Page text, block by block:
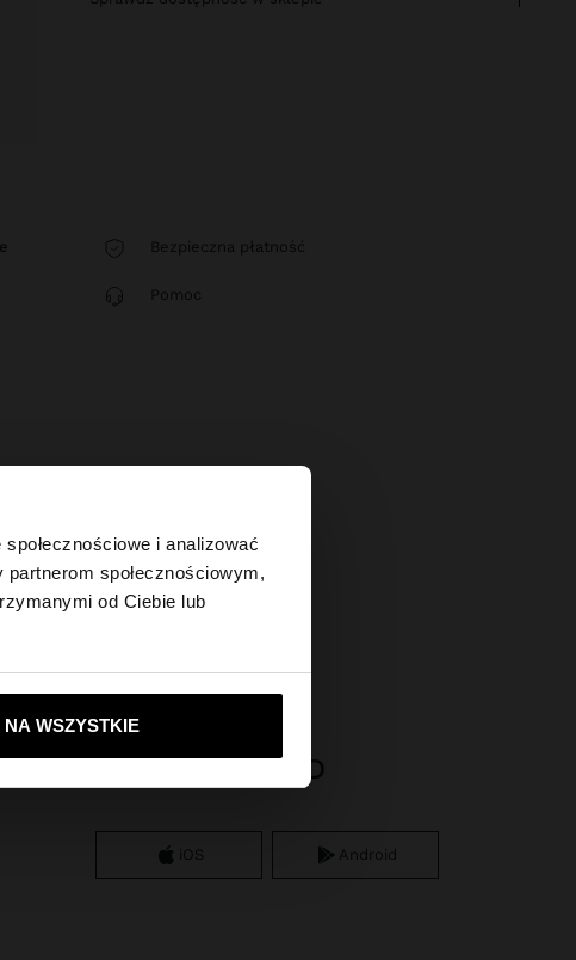
i analizować
społecznościowym,
od Ciebie lub
NA WSZYSTKIE
×
mnie do United States
Bezpieczna płatność
Pomoc
APP DOWNLOAD
iOS Android